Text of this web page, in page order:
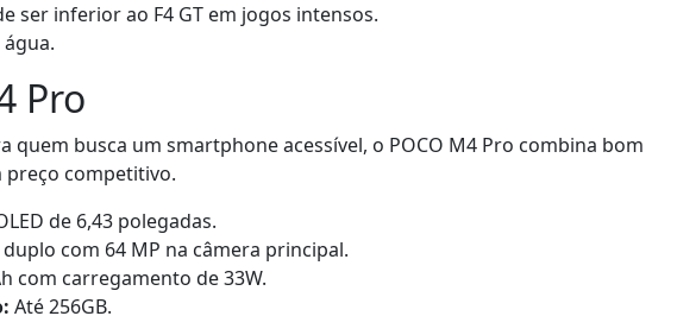
ser inferior ao F4 GT em jogos intensos.
Pro
quem busca um smartphone acessível, o POCO M4 Pro combina bom
competitivo.
de 6,43 polegadas.
com 64 MP na câmera principal.
com carregamento de 33W.
Até 256GB.